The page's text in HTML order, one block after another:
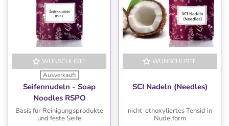
WUNSCHLISTE
Ausverkauft
Seifennudeln - Soap
Noodles RSPO
Basis für Reinigungsprodukte
und feste Seife
WUNSCHLISTE
SCI Nadeln (Needles)
nicht-ethoxyliertes Tensid in
Nudelform